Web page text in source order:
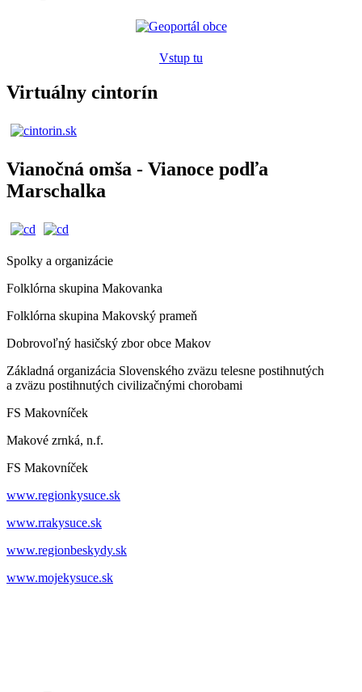
Vstup tu
Virtuálny cintorín
Vianočná omša - Vianoce podľa
Marschalka
Spolky a organizácie
Folklórna skupina Makovanka
Folklórna skupina Makovský prameň
Dobrovoľný hasičský zbor obce Makov
Základná organizácia Slovenského zväzu telesne postihnutých
a zväzu postihnutých civilizačnými chorobami
FS Makovníček
Makové zrnká, n.f.
FS Makovníček
www.regionkysuce.sk
www.rrakysuce.sk
www.regionbeskydy.sk
www.mojekysuce.sk